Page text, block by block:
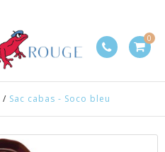
0
/ Sac cabas - Soco bleu